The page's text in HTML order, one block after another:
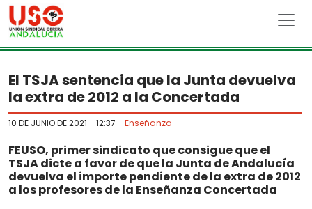
Skip to main content
El TSJA sentencia que la Junta devuelva
la extra de 2012 a la Concertada
10 DE JUNIO DE 2021 - 12:37 - Enseñanza
FEUSO, primer sindicato que consigue que el
TSJA dicte a favor de que la Junta de Andalucía
devuelva el importe pendiente de la extra de 2012
a los profesores de la Enseñanza Concertada